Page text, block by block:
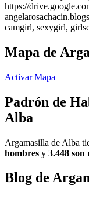
https://
camgirl, sexygirl,
Mapa de
Activar Mapa
Padrón de
Alba
Argamasilla de Alba
hombres y 3.448 son
Blog de